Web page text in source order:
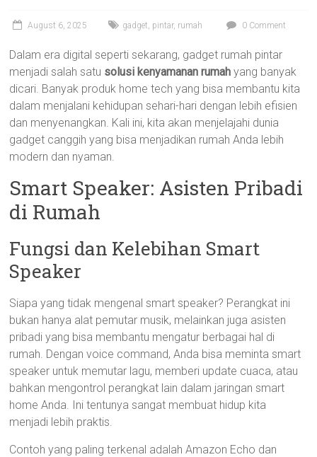
August 6, 2025 gadget, pintar, rumah 0 Comment
Dalam era digital seperti sekarang, gadget rumah pintar
menjadi salah satu solusi kenyamanan rumah yang banyak
dicari. Banyak produk home tech yang bisa membantu kita
dalam menjalani kehidupan sehari-hari dengan lebih efisien
dan menyenangkan. Kali ini, kita akan menjelajahi dunia
gadget canggih yang bisa menjadikan rumah Anda lebih
modern dan nyaman.
Smart Speaker: Asisten Pribadi
di Rumah
Fungsi dan Kelebihan Smart
Speaker
Siapa yang tidak mengenal smart speaker? Perangkat ini
bukan hanya alat pemutar musik, melainkan juga asisten
pribadi yang bisa membantu mengatur berbagai hal di
rumah. Dengan voice command, Anda bisa meminta smart
speaker untuk memutar lagu, memberi update cuaca, atau
bahkan mengontrol perangkat lain dalam jaringan smart
home Anda. Ini tentunya sangat membuat hidup kita
menjadi lebih praktis.
Contoh yang paling terkenal adalah Amazon Echo dan